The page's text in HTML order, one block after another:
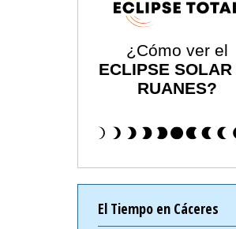
¿Cómo ver el
ECLIPSE SOLAR
RUANES?
El Tiempo en Cáceres